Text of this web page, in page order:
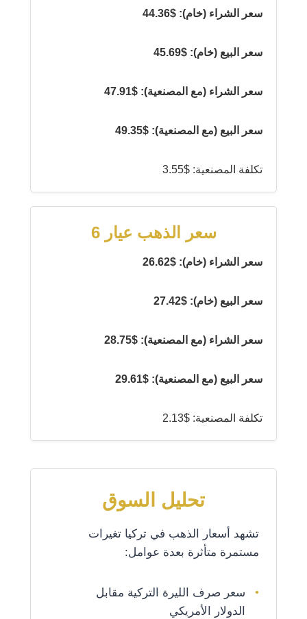
سعر الشراء (خام): $44.36
سعر البيع (خام): $45.69
سعر الشراء (مع المصنعية): $47.91
سعر البيع (مع المصنعية): $49.35
تكلفة المصنعية: $3.55
سعر الذهب عيار 6
سعر الشراء (خام): $26.62
سعر البيع (خام): $27.42
سعر الشراء (مع المصنعية): $28.75
سعر البيع (مع المصنعية): $29.61
تكلفة المصنعية: $2.13
تحليل السوق
تشهد أسعار الذهب في تركيا تغيرات
مستمرة متأثرة بعدة عوامل:
سعر صرف الليرة التركية مقابل
الدولار الأمريكي